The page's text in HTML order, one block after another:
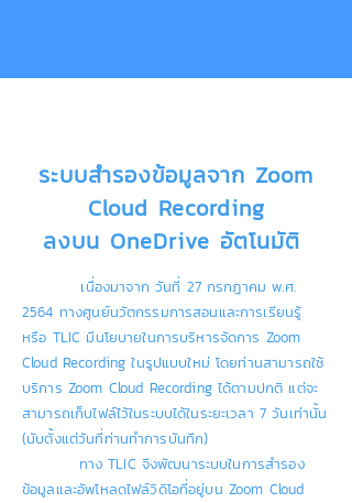
ระบบสำรองข้อมูลจาก Zoom
Cloud Recording
ลงบน OneDrive อัตโนมัติ
เนื่องมาจาก วันที่ 27 กรกฎาคม พ.ศ.
2564 ทางศูนย์นวัตกรรมการสอนและการเรียนรู้
หรือ TLIC มีนโยบายในการบริหารจัดการ Zoom
Cloud Recording ในรูปแบบใหม่ โดยท่านสามารถใช้
บริการ Zoom Cloud Recording ได้ตามปกติ แต่จะ
สามารถเก็บไฟล์ไว้ในระบบได้ในระยะเวลา 7 วันเท่านั้น
(นับตั้งแต่วันที่ท่านทำการบันทึก)
ทาง TLIC จึงพัฒนาระบบในการสำรอง
ข้อมูลและอัพโหลดไฟล์วิดิโอที่อยู่บน Zoom Cloud